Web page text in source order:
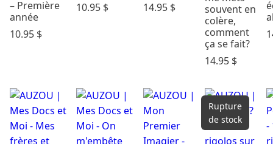
– Première
année
10.95 $
10.95 $
14.95 $
souvent en
colère,
comment
ça se fait?
14.95 $
Rupture
de stock